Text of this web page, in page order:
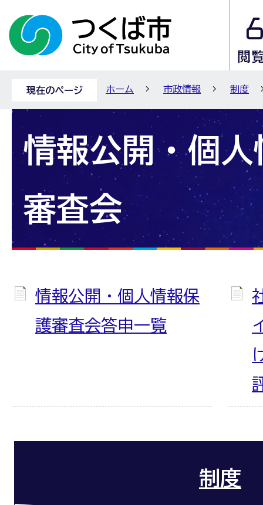
現在のページ ホーム 市政情報 制度
情報公開・個人
審査会
情報公開・個人情報保
護審査会答申一覧
制度